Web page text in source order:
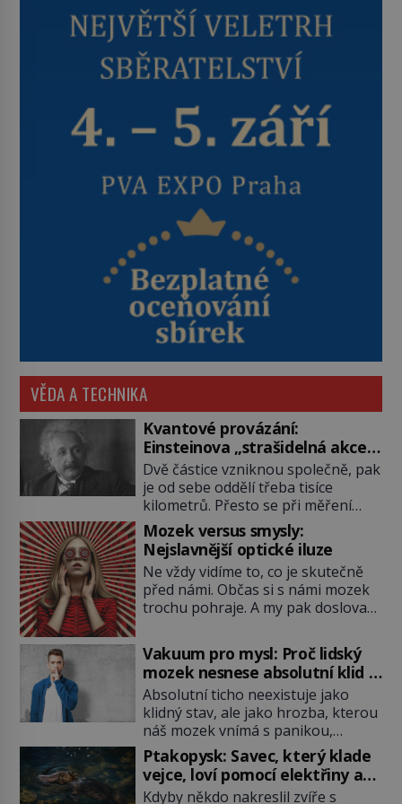
VĚDA A TECHNIKA
Kvantové provázání:
Einsteinova „strašidelná akce
na dálku“ dál mate i fascinuje
vědce
Dvě částice vzniknou společně, pak
je od sebe oddělí třeba tisíce
kilometrů. Přesto se při měření
chovají, jako by mezi nimi
existovalo neviditelné pouto. Albert
Einstein tomu s jistou dávkou
ironie říká „strašidelná akce na
dálku“ a dlouhá desetiletí věří, že
musí existovat jednodušší
však ukazují, že kvantový svět
funguje jinak, než […]
Mozek versus smysly:
Nejslavnější optické iluze
Ne vždy vidíme to, co je skutečně
před námi. Občas si s námi mozek
trochu pohraje. A my pak doslova
vznikají ty nejpodivnější optické
iluze? Soustřeď se na to hlavní!
TROXLERŮV EFEKT Náš mozek
zvládne zpracovat hodně informací.
Všechny na světě ale nikoliv, musí
si vybírat! Jak to dělá? Když se […]
Vakuum pro mysl: Proč lidský
mozek nesnese absolutní klid a
začne si vymýšlet horory
Absolutní ticho neexistuje jako
klidný stav, ale jako hrozba, kterou
náš mozek vnímá s panikou,
protože bez vnějších podnětů
začne okamžitě produkovat vlastní
děsivé iluze. Představte si místnost,
Ptakopysk: Savec, který klade
vejce, loví pomocí elektřiny a
brání se jedem
Kdyby někdo nakreslil zvíře s